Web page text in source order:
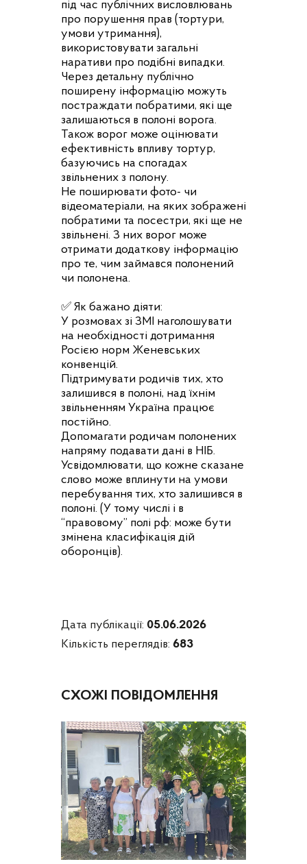
під час публічних висловлювань
про порушення прав (тортури,
умови утримання),
використовувати загальні
наративи про подібні випадки.
Через детальну публічно
поширену інформацію можуть
постраждати побратими, які ще
залишаються в полоні ворога.
Також ворог може оцінювати
ефективність впливу тортур,
базуючись на спогадах
звільнених з полону.
Не поширювати фото- чи
відеоматеріали, на яких зображені
побратими та посестри, які ще не
звільнені. З них ворог може
отримати додаткову інформацію
про те, чим займався полонений
чи полонена.
✅ Як бажано діяти:
У розмовах зі ЗМІ наголошувати
на необхідності дотримання
Росією норм Женевських
конвенцій.
Підтримувати родичів тих, хто
залишився в полоні, над їхнім
звільненням Україна працює
постійно.
Допомагати родичам полонених
напряму подавати дані в НІБ.
Усвідомлювати, що кожне сказане
слово може вплинути на умови
перебування тих, хто залишився в
полоні. (У тому числі і в
“правовому” полі рф: може бути
змінена класифікація дій
оборонців).
Дата публікації: 05.06.2026
Кількість переглядів: 683
СХОЖІ ПОВІДОМЛЕННЯ